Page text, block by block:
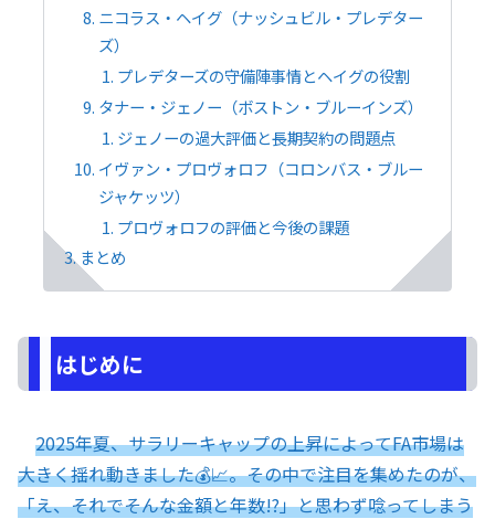
ニコラス・ヘイグ（ナッシュビル・プレデター
ズ）
プレデターズの守備陣事情とヘイグの役割
タナー・ジェノー（ボストン・ブルーインズ）
ジェノーの過大評価と長期契約の問題点
イヴァン・プロヴォロフ（コロンバス・ブルー
ジャケッツ）
プロヴォロフの評価と今後の課題
まとめ
はじめに
2025年夏、サラリーキャップの上昇によってFA市場は
大きく揺れ動きました💰📈。その中で注目を集めたのが、
「え、それでそんな金額と年数!?」と思わず唸ってしまう